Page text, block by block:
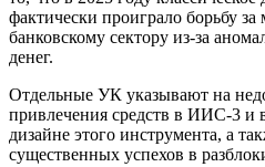
фактически проиграло борьбу за
банковскому сектору из-за
денег.
Отдельные УК указывают на
привлечения средств в ИИС-3 и
дизайне этого инструмента, а
существенных успехов в